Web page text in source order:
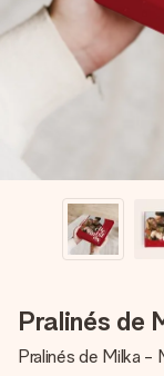
dela, uma foto
coração. Sem
momento
Pralinés de
Pralinés de Milka -